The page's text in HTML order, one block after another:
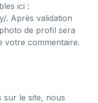
ici :
. Après validation
de profil sera
votre commentaire.
sur le site, nous